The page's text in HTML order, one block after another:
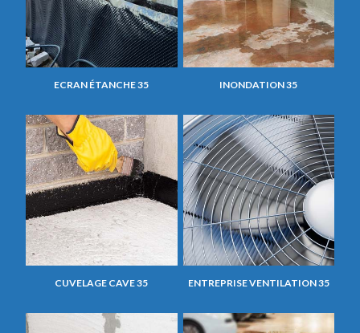
ECRAN ÉTANCHE 35 INONDATION 35
CUVELAGE CAVE 35 ENTREPRISE VENTILATION 35